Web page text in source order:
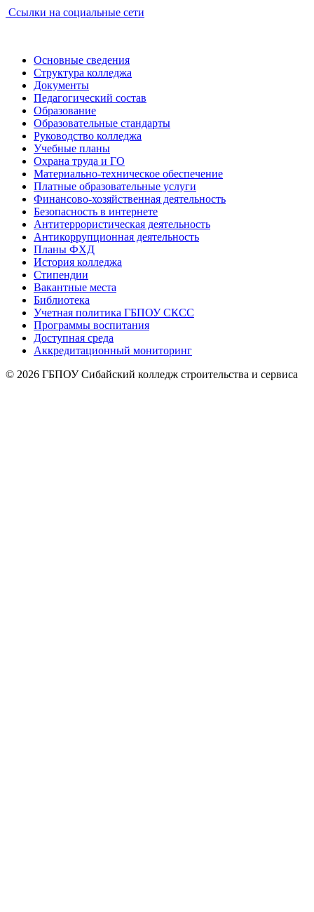
Ссылки на социальные сети
Основные сведения
Структура колледжа
Документы
Педагогический состав
Образование
Образовательные стандарты
Руководство колледжа
Учебные планы
Охрана труда и ГО
Материально-техническое обеспечение
Платные образовательные услуги
Финансово-хозяйственная деятельность
Безопасность в интернете
Антитеррористическая деятельность
Антикоррупционная деятельность
Планы ФХД
История колледжа
Стипендии
Вакантные места
Библиотека
Учетная политика ГБПОУ СКСС
Программы воспитания
Доступная среда
Аккредитационный мониторинг
© 2026 ГБПОУ Сибайский колледж строительства и сервиса